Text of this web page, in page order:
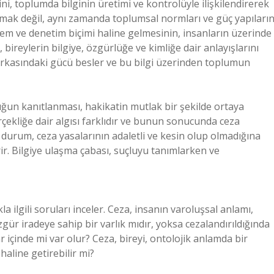
toplumda bilginin üretimi ve kontrolüyle ilişkilendirerek
değil, aynı zamanda toplumsal normları ve güç
ve denetim biçimi haline gelmesinin, insanların üzerinde
bilgiye, özgürlüğe ve kimliğe dair anlayışlarını
gücü besler ve bu bilgi üzerinden toplumun
kanıtlanması, hakikatin mutlak bir şekilde ortaya
dair algısı farklıdır ve bunun sonucunda ceza
ceza yasalarının adaletli ve kesin olup olmadığına
ulaşma çabası, suçluyu tanımlarken ve
ilgili soruları inceler. Ceza, insanın varoluşsal anlamı,
iradeye sahip bir varlık mıdır, yoksa cezalandırıldığında
mi var olur? Ceza, bireyi, ontolojik anlamda bir
haline getirebilir mi?